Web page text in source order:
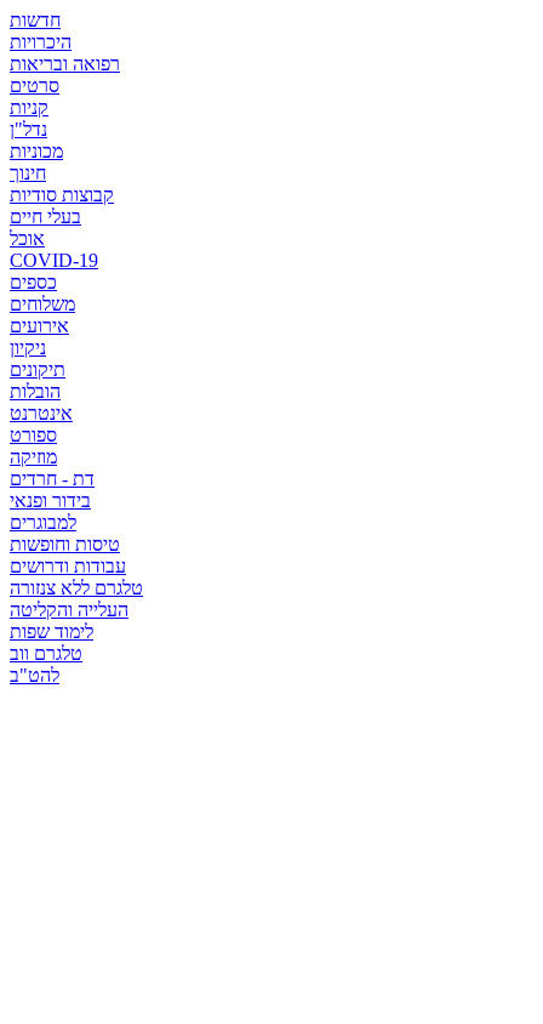
חדשות
היכרויות
רפואה ובריאות
סרטים
קניות
נדל"ן
מכוניות
חינוך
קבוצות סודיות
בעלי חיים
אוכל
COVID-19
כספים
משלוחים
אירועים
ניקיון
תיקונים
הובלות
אינטרנט
ספורט
מוזיקה
דת - חרדים
בידור ופנאי
למבוגרים
טיסות וחופשות
עבודות ודרושים
טלגרם ללא צנזורה
העלייה והקליטה
לימוד שפות
טלגרם ווב
להט"ב